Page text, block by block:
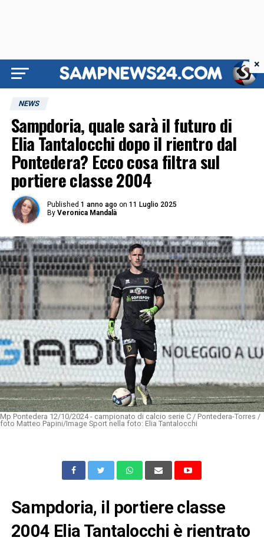
NEWS
Sampdoria, quale sarà il futuro di
Elia Tantalocchi dopo il rientro dal
Pontedera? Ecco cosa filtra sul
portiere classe 2004
Published 1 anno ago on 11 Luglio 2025
By Veronica Mandalà
Mp Pontedera 12/10/2024 - campionato di calcio serie C / Pontedera-Torres /
foto Matteo Papini/Image Sport nella foto: Elia Tantalocchi
Sampdoria, il portiere classe
2004 Elia Tantalocchi è rientrato
×